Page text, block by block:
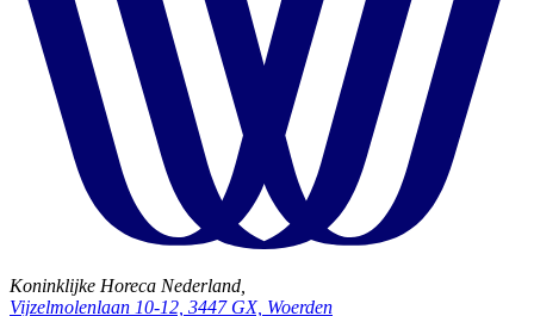
Koninklijke Horeca Nederland,
Vijzelmolenlaan 10-12, 3447 GX, Woerden